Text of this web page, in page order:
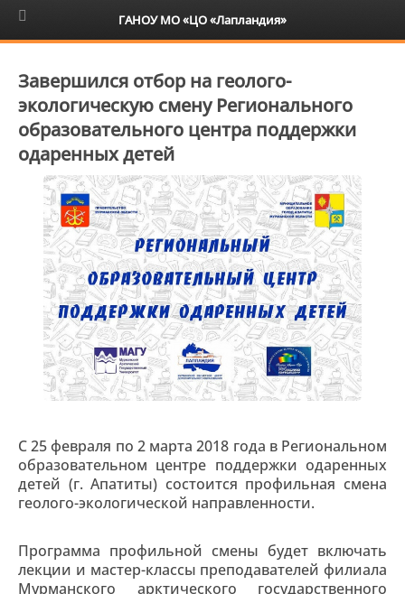
6+
Завершился отбор на геолого-
экологическую смену Регионального
образовательного центра поддержки
одаренных детей
С 25 февраля по 2 марта 2018 года в Региональном
образовательном центре поддержки одаренных
детей (г. Апатиты) состоится профильная смена
геолого-экологической направленности.
Программа профильной смены будет включать
лекции и мастер-классы преподавателей филиала
Мурманского арктического государственного
ГАНОУ МО «ЦО «Лапландия»